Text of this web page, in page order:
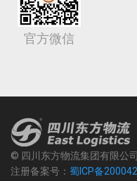
官方微信
© 四川东方物流集团有限公
注册备案号： 蜀ICP备